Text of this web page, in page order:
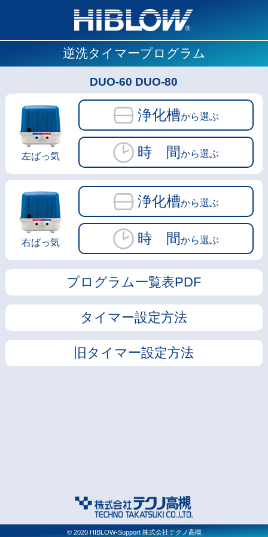
逆洗タイマープログラム
DUO-60 DUO-80
左ばっ気
浄化槽から選ぶ
時 間から選ぶ
右ばっ気
浄化槽から選ぶ
時 間から選ぶ
プログラム一覧表PDF
タイマー設定方法
旧タイマー設定方法
© 2020 HIBLOW-Support 株式会社テクノ高槻